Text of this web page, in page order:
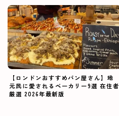
【ロンドンおすすめパン屋さん】地
元民に愛されるベーカリー9選 在住者
厳選 2026年最新版